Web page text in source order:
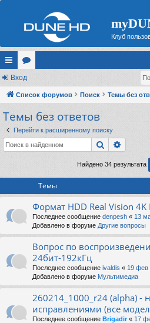
Клуб
с
ы
лк
и
ор
ум
Вход
Список форумов Поиск Темы без
Темы без ответов
Перейти к расширенному поиску
Поиск
Найдено 34 результата
Темы
Формат HDD Real Vision 4K
Последнее сообщение denpesh « 13
Добавлено в форуме Другие вопросы
Вопрос по
24бит-192кГц
Последнее сообщение ivaldis « 19 фев
Добавлено в форуме Мультимедиа
260214_1000_r24 (alpha) -
исправлениями (все
Последнее сообщение Brigadir« 17